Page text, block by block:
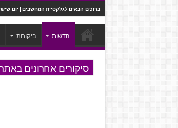
ברוכים הבאים לגלקסיית המחשבים | יום שישי , 7 באוגוסט
חדשות ביקורות
סיקורים אחרונים באתר